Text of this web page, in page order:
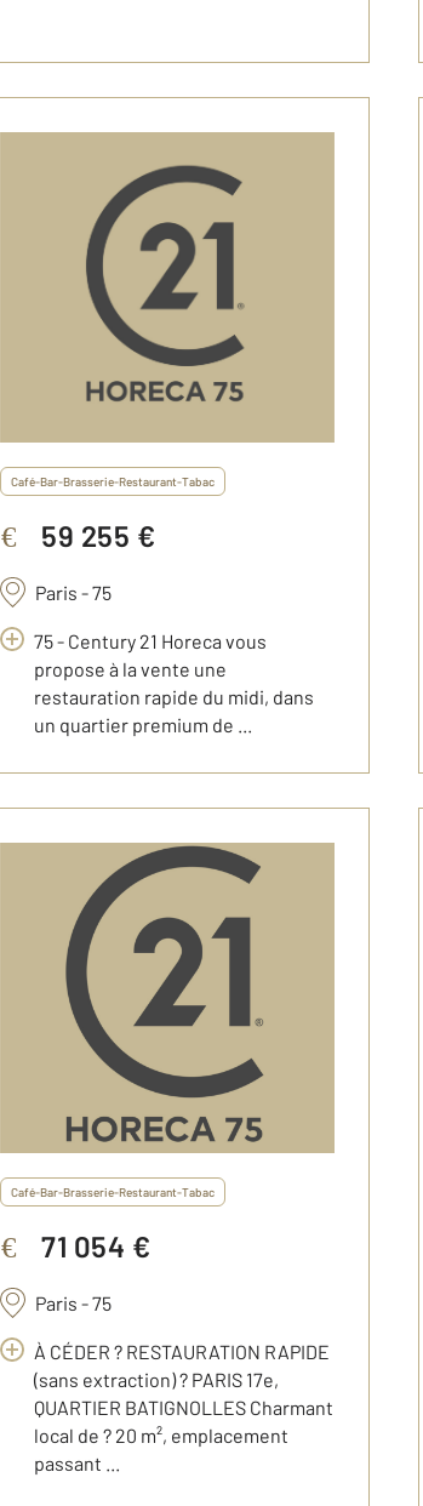
Café-Bar-Brasserie-Restaurant-Tabac
€ 59 255 €
Paris - 75
75 - Century 21 Horeca vous
propose à la vente une
restauration rapide du midi, dans
un quartier premium de ...
Café-Bar-Brasserie-Restaurant-Tabac
€ 71 054 €
Paris - 75
À CÉDER ? RESTAURATION RAPIDE
(sans extraction) ? PARIS 17e,
QUARTIER BATIGNOLLES Charmant
local de ? 20 m², emplacement
passant ...